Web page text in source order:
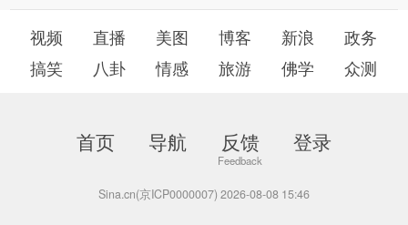
视频 直播 美图 博客 新浪
政务
搞笑
八卦 情感 旅游 佛学 众测
首页 导航 反馈 登录
Sina.cn(京ICP0000007) 2026-08-08 15:46